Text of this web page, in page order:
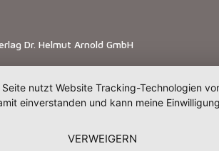
Dr. Helmut Arnold GmbH
Seite nutzt Website Tracking-Technologien
einverstanden und kann meine
VERWEIGERN